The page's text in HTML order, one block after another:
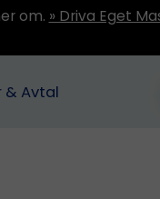
om. » Driva Eget
& Avtal